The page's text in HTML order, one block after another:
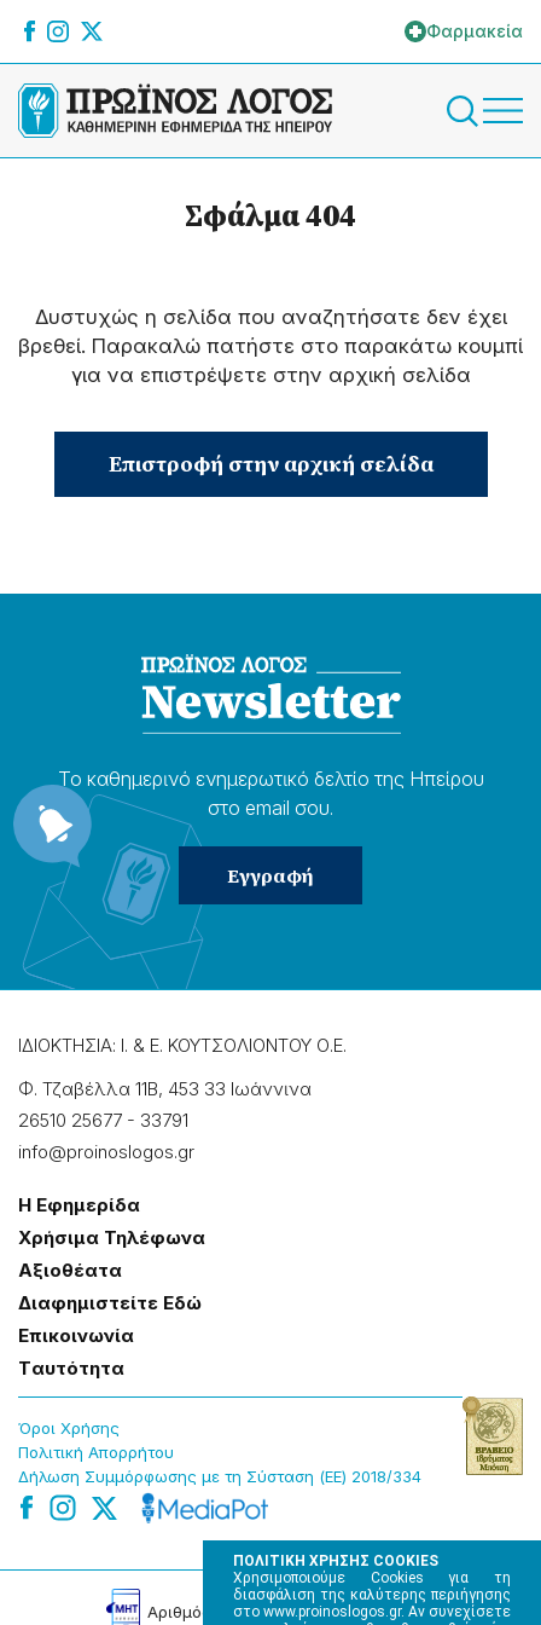
ΠΟΛΙΤΙΚΗ ΧΡΗΣΗΣ COOKIES
Χρησιμοποιούμε Cookies για τη
διασφάλιση της καλύτερης περιήγησης
στο www.proinoslogos.gr. Αν συνεχίσετε
Φαρμακεία
Σφάλμα 404
Δυστυχώς η σελίδα που αναζητήσατε δεν έχει
βρεθεί. Παρακαλώ πατήστε στο παρακάτω κουμπί
για να επιστρέψετε στην αρχική σελίδα
Επιστροφή στην αρχική σελίδα
Το καθημερɩνό ενημερωτɩκό δελτίο της Ηπείρου
στο email σου.
ΙΔΙΟΚΤΗΣΙΑ: Ι. & Ε. ΚΟΥΤΣΟΛΙΟΝΤΟΥ Ο.Ε.
Φ. Τζαβέλλα 11Β, 453 33 Ιωάννɩνα
26510 25677 - 33791
info@proinoslogos.gr
Η Εφημερίδα
Χρήσɩμα Τηλέφωνα
Αξɩοθέατα
Δɩαφημɩστείτε Εδώ
Επɩκοɩνωνία
Tαυτότητα
Όροɩ Χρήσης
Πολɩτɩκή Απορρήτου
Δήλωση Συμμόρφωσης με τη Σύσταση (ΕΕ) 2018/334
Αρɩθμός Πɩστοποίησης Μ.Η.Τ. 220242